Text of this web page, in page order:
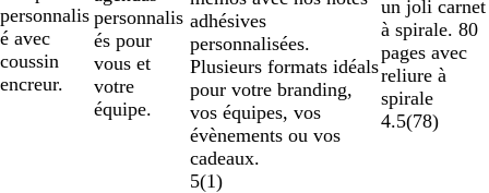
personnalis
é avec
coussin
encreur.
personnalis
és pour
vous et
votre
équipe.
adhésives
personnalisées.
Plusieurs formats idéals
pour votre branding,
vos équipes, vos
évènements ou vos
cadeaux.
5(1)
un joli carnet
à spirale. 80
pages avec
reliure à
spirale
4.5(78)